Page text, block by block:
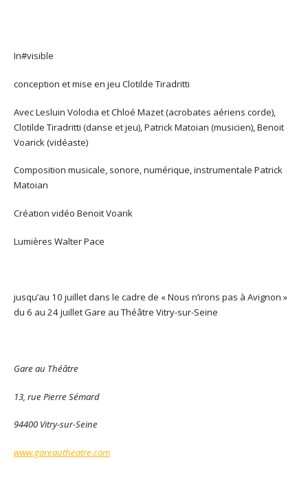
In#visible
conception et mise en jeu Clotilde Tiradritti
Avec Lesluin Volodia et Chloé Mazet (acrobates aériens corde),
Clotilde Tiradritti (danse et jeu), Patrick Matoian (musicien), Benoit
Voarick (vidéaste)
Composition musicale, sonore, numérique, instrumentale Patrick
Matoian
Création vidéo Benoit Voarik
Lumières Walter Pace
jusqu’au 10 juillet dans le cadre de « Nous n’irons pas à Avignon »
du 6 au 24 juillet Gare au Théâtre Vitry-sur-Seine
Gare au Théâtre
13, rue Pierre Sémard
94400 Vitry-sur-Seine
www.gareautheatre.com